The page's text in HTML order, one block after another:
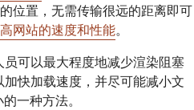
位置，无需传输很远的距离即可
网站的速度和性能。
可以最大程度地减少渲染阻塞
加快加载速度，并尽可能减小文
一种方法。